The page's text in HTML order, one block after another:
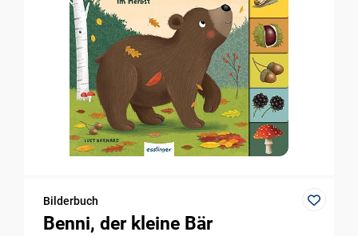
Bilderbuch
Benni, der kleine Bär